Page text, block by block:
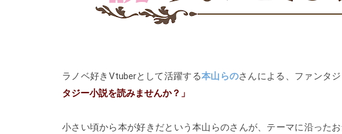
ラノベ好きVtuberとして活躍する本山らのさんによる、ファンタ
タジー小説を読みませんか？」
小さい頃から本が好きだという本山らのさんが、テーマに沿った